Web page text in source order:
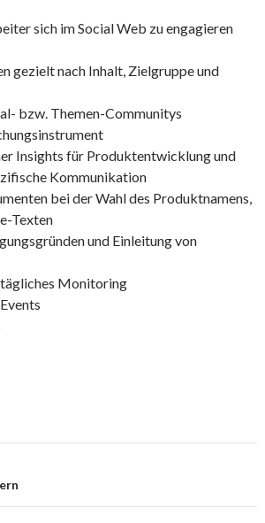
sich im Social Web zu engagieren
gezielt nach Inhalt, Zielgruppe und
bzw. Themen-Communitys
Insights für Produktentwicklung und
Kommunikation
bei der Wahl des Produktnamens,
Texten
und Einleitung von
Monitoring